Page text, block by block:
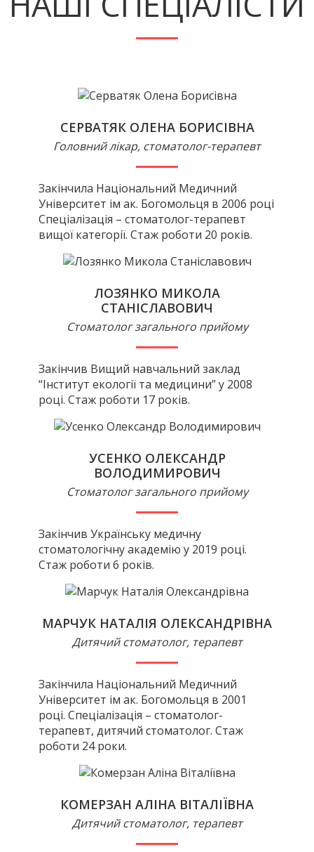
СЕРВАТЯК ОЛЕНА БОРИСІВНА
Головний лікар, стоматолог-терапевт
Закінчила Національний Медичний
Університет ім ак. Богомольця в 2006 році
Спеціалізація – стоматолог-терапевт
вищої категорії. Стаж роботи 20 років.
ЛОЗЯНКО МИКОЛА
СТАНІСЛАВОВИЧ
Стоматолог загального прийому
Закінчив Вищий навчальний заклад
“Інститут екології та медицини” у 2008
році. Стаж роботи 17 років.
УСЕНКО ОЛЕКСАНДР
ВОЛОДИМИРОВИЧ
Стоматолог загального прийому
Закінчив Українську медичну
стоматологічну академію у 2019 році.
Стаж роботи 6 років.
МАРЧУК НАТАЛІЯ ОЛЕКСАНДРІВНА
Дитячий стоматолог, терапевт
Закінчила Національний Медичний
Університет ім ак. Богомольця в 2001
році. Спеціалізація – стоматолог-
терапевт, дитячий стоматолог. Стаж
роботи 24 роки.
КОМЕРЗАН АЛІНА ВІТАЛІЇВНА
Дитячий стоматолог, терапевт